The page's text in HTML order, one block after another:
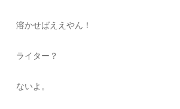
溶かせばええやん！
ライター？
ないよ。